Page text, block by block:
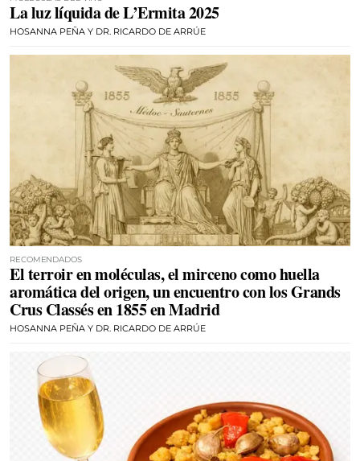
La luz líquida de L’Ermita 2025
HOSANNA PEÑA Y DR. RICARDO DE ARRÚE
RECOMENDADOS
El terroir en moléculas, el mirceno como huella
aromática del origen, un encuentro con los Grands
Crus Classés en 1855 en Madrid
HOSANNA PEÑA Y DR. RICARDO DE ARRÚE